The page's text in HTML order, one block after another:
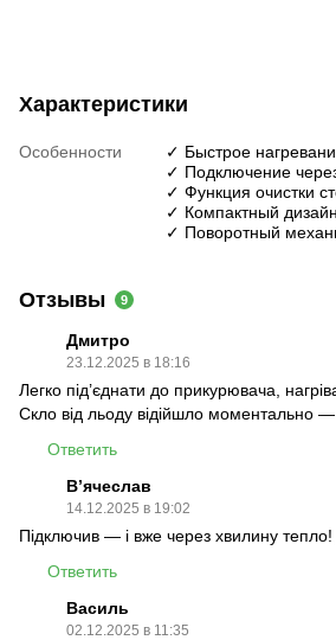
Характеристики
Особенности
✓ Быстрое
✓ Подключение
✓ Функция очистки
✓ Компактный дизайн
✓ Поворотный
Отзывы 9
Дмитро
23.12.2025 в 18:16
Легко під’єднати до прикурювача,
Скло від льоду відійшло моментально —
Ответить
В’ячеслав
14.12.2025 в 19:02
Підключив — і вже через хвилину
Ответить
Василь
02.12.2025 в 11:35